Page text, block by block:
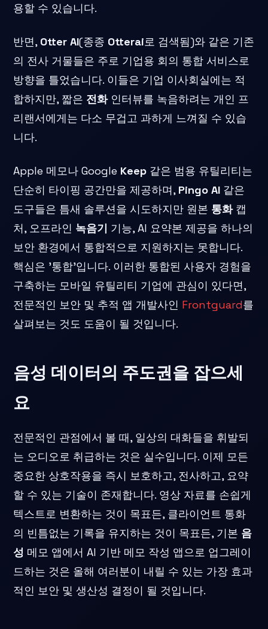
용할 수 있습니다.
반면, Otter AI(종종 Otterai로 검색됨)와 같은 기존
의 전사 거물들은 주로 기업용 회의 통합 서비스로
방향을 틀었습니다. 이들은 기업 이사회실에는 적
합하지만, 짧은 전화인터뷰를 녹음하려는 개인 프
리랜서에게는 다소 무겁고 과하게 느껴질 수 있습
니다.
Apple 메모나 Google Keep 같은 범용 유틸리티는
단순히 타이핑 공간만을 제공하며, Pingo AI 같은
도구들은 틈새 솔루션을 시도하지만 원본 통화캡
처, 오프라인 녹음기 기능, AI 요약본 제공을 하나의
보안 환경에서 통합적으로 지원하지는 못합니다.
핵심은 '통합'입니다. 이러한 통합된 사용자 경험을
구축하는 모바일 유틸리티 기업에 관심이 있다면,
전문적인 보안 및 추적 앱 개발사인 Frontguard를
살펴보는 것도 도움이 될 것입니다.
음성 데이터의 주도권을 잡으세
요
전문적인 관점에서 볼 때, 일상의 대화들을 휘발되
는 오디오로 취급하는 것은 실수입니다. 이제 모든
중요한 상호작용을 즉시 보호하고, 전사하고, 요약
할 수 있는 기술이 존재합니다. 영상 자료를 손쉽게
텍스트로 변환하는 것이 목표든, 클라이언트 통화
의 빈틈없는 기록을 유지하는 것이 목표든, 기본 음
성 메모 앱에서 AI 기반 메모 작성 앱으로 업그레이
드하는 것은 올해 여러분이 내릴 수 있는 가장 효과
적인 보안 및 생산성 결정이 될 것입니다.